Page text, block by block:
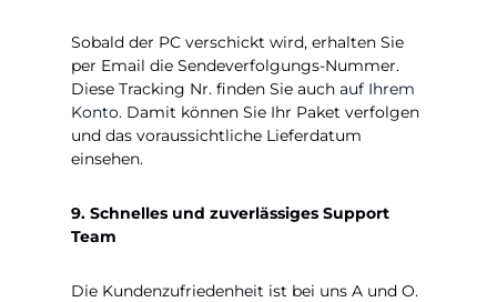
Sobald der PC verschickt wird, erhalten Sie
per Email die Sendeverfolgungs-Nummer.
Diese Tracking Nr. finden Sie auch auf Ihrem
Konto. Damit können Sie Ihr Paket verfolgen
und das voraussichtliche Lieferdatum
einsehen.
9. Schnelles und zuverlässiges Support
Team
Die Kundenzufriedenheit ist bei uns A und O.